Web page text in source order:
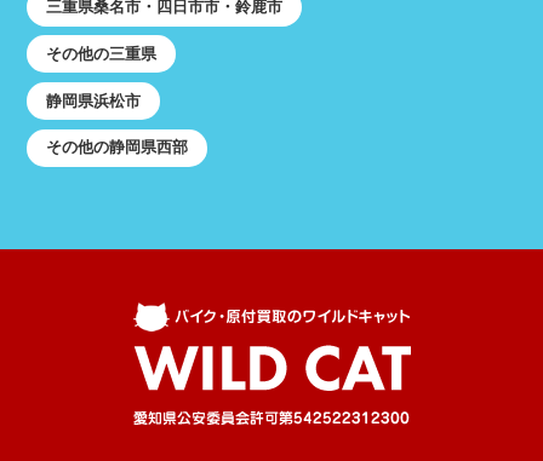
三重県桑名市・四日市市・鈴鹿市
その他の三重県
静岡県浜松市
その他の静岡県西部